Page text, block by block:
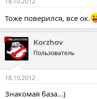
Тоже поверился, все ок.
Korzhov
Пользователь
18.10.2012
Знакомая база...)